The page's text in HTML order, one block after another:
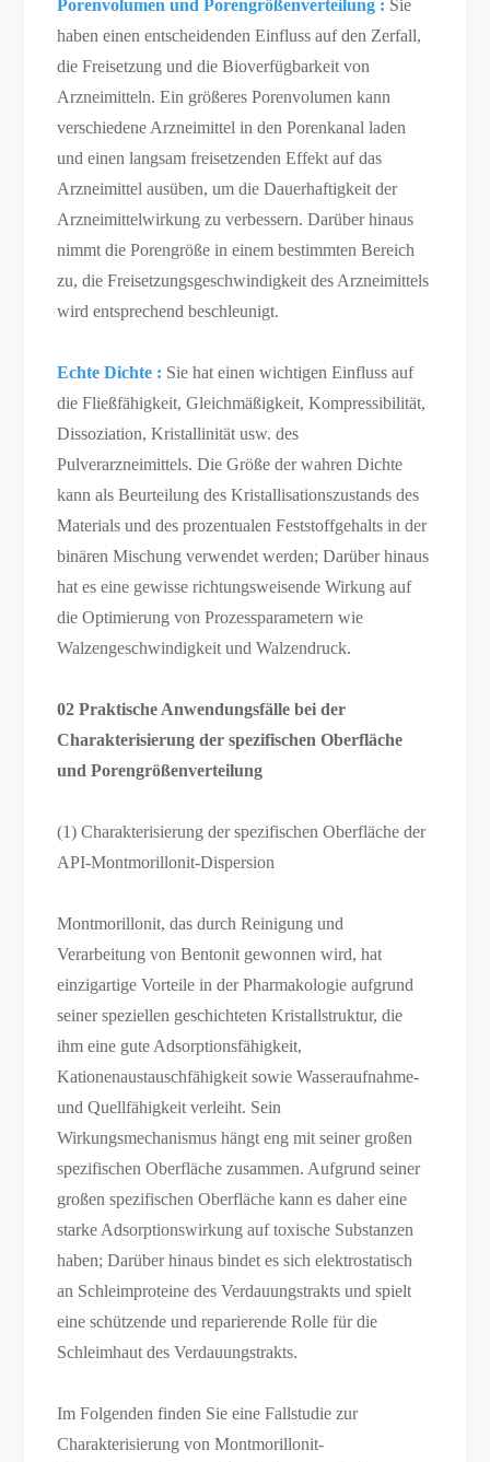
Porenvolumen und Porengrößenverteilung : Sie
haben einen entscheidenden Einfluss auf den Zerfall,
die Freisetzung und die Bioverfügbarkeit von
Arzneimitteln. Ein größeres Porenvolumen kann
verschiedene Arzneimittel in den Porenkanal laden
und einen langsam freisetzenden Effekt auf das
Arzneimittel ausüben, um die Dauerhaftigkeit der
Arzneimittelwirkung zu verbessern. Darüber hinaus
nimmt die Porengröße in einem bestimmten Bereich
zu, die Freisetzungsgeschwindigkeit des Arzneimittels
wird entsprechend beschleunigt.
Echte Dichte : Sie hat einen wichtigen Einfluss auf
die Fließfähigkeit, Gleichmäßigkeit, Kompressibilität,
Dissoziation, Kristallinität usw. des
Pulverarzneimittels. Die Größe der wahren Dichte
kann als Beurteilung des Kristallisationszustands des
Materials und des prozentualen Feststoffgehalts in der
binären Mischung verwendet werden; Darüber hinaus
hat es eine gewisse richtungsweisende Wirkung auf
die Optimierung von Prozessparametern wie
Walzengeschwindigkeit und Walzendruck.
02 Praktische Anwendungsfälle bei der
Charakterisierung der spezifischen Oberfläche
und Porengrößenverteilung
(1) Charakterisierung der spezifischen Oberfläche der
API-Montmorillonit-Dispersion
Montmorillonit, das durch Reinigung und
Verarbeitung von Bentonit gewonnen wird, hat
einzigartige Vorteile in der Pharmakologie aufgrund
seiner speziellen geschichteten Kristallstruktur, die
ihm eine gute Adsorptionsfähigkeit,
Kationenaustauschfähigkeit sowie Wasseraufnahme-
und Quellfähigkeit verleiht. Sein
Wirkungsmechanismus hängt eng mit seiner großen
spezifischen Oberfläche zusammen. Aufgrund seiner
großen spezifischen Oberfläche kann es daher eine
starke Adsorptionswirkung auf toxische Substanzen
haben; Darüber hinaus bindet es sich elektrostatisch
an Schleimproteine ​​des Verdauungstrakts und spielt
eine schützende und reparierende Rolle für die
Schleimhaut des Verdauungstrakts.
Im Folgenden finden Sie eine Fallstudie zur
Charakterisierung von Montmorillonit-